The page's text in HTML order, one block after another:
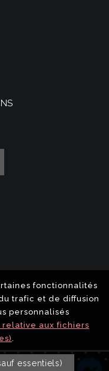
fonctionnalités
trafic et de diffusion
personnalisés
aux fichiers
.
essentiels)
Isabelle